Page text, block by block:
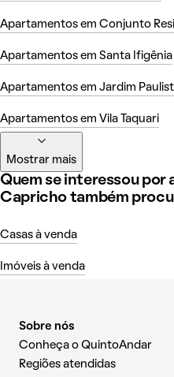
Apartamentos em Conjunto
Apartamentos em Santa Ifigênia
Apartamentos em Jardim
Apartamentos em Vila Taquari
Mostrar mais
Quem se interessou por
Capricho também
Casas à venda
Imóveis à venda
Sobre nós
Conheça o QuintoAndar
Regiões atendidas